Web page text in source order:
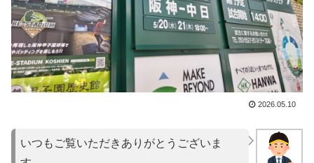
2026.05.10
いつもご覧いただきありがとうございま